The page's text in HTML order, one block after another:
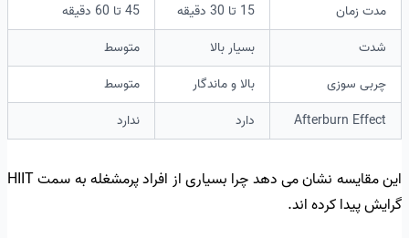
مدت زمان
15 تا 30 دقیقه
45 تا 60 دقیقه
شدت
بسیار بالا
متوسط
چربی سوزی
بالا و ماندگار
متوسط
Afterburn Effect
دارد ندارد
این مقایسه نشان می دهد چرا بسیاری از افراد پرمشغله به سمت HIIT
گرایش پیدا کرده اند.